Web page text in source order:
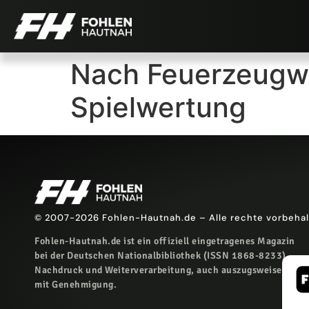
Nach
Spielwertung
© 2007-2026 Fohlen-Hautnah.de – Alle rechte
Fohlen-Hautnah.de ist ein offiziell eingetragenes Magazin
bei der Deutschen Nationalbibliothek (ISSN 1868-8233).
Nachdruck und Weiterverarbeitung, auch auszugsweise, nur
mit Genehmigung.